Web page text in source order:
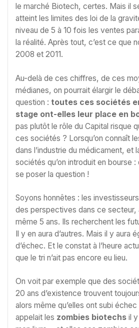
le marché Biotech, certes. Mais il
atteint les limites des loi de la
niveau de 5 à 10 fois les ventes
la réalité. Après tout, c’est ce que
2008 et 2011.
Au-delà de ces chiffres, de ces
médianes, on pourrait élargir le
question : toutes ces sociétés
stage ont-elles leur place en
pas plutôt le rôle du Capital risque
ces sociétés ? Lorsqu’on connaît
dans l’industrie du médicament, et
sociétés qu’on introduit en bourse
se poser la question !
Soyons honnêtes : les
des perspectives dans ce secteur,
même 5 ans. Ils recherchent les
Il y en aura d’autres. Mais il y aura
d’échec. Et le constat à l’heure
que le tri n’ait pas encore eu lieu.
On voit par exemple que des
20 ans d’existence trouvent
alors même qu’elles ont subi
appelait les zombies biotechs il